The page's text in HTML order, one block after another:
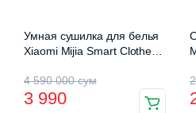
Умная сушилка для белья
Xiaomi Mijia Smart Clothes
4 590 000сум
3 990